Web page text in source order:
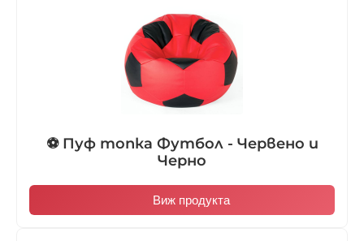
⚽ Пуф топка Футбол - Червено и
Черно
Виж продукта